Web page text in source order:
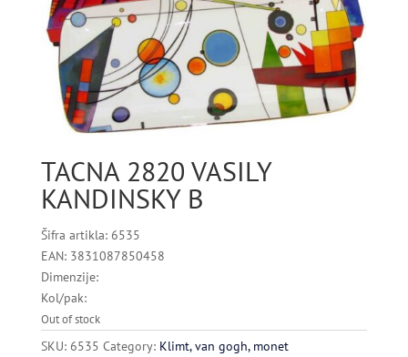
TACNA 2820 VASILY
KANDINSKY B
Šifra artikla: 6535
EAN: 3831087850458
Dimenzije:
Kol/pak:
Out of stock
SKU: 6535 Category: Klimt, van gogh, monet